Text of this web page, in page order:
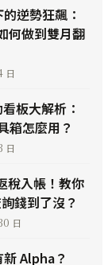
逆勢狂飆：
何做到雙月翻
日
板大解析：
箱怎麼用？
日
稅入帳！教你
錢到了沒？
日
Alpha？